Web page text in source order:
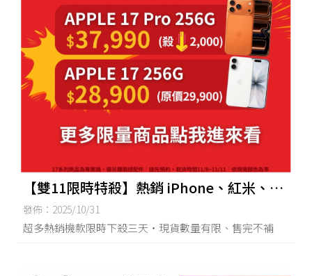
【雙11限時特殺】熱銷 iPhone、紅米、
OPPO 通通降價中！台南買iPhone17,台南
手機買賣,台南iPhone17無卡分期,台南空機
發佈：2025/10/31
超多熱銷機款限時下殺三天・現貨數量有限、售完不補